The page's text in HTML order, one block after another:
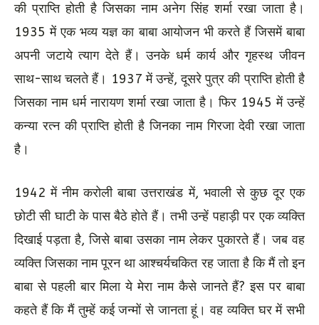
की प्राप्ति होती है जिसका नाम अनेग सिंह शर्मा रखा जाता है।
1935 में एक भव्य यज्ञ का बाबा आयोजन भी करते हैं जिसमें बाबा
अपनी जटाये त्याग देते हैं। उनके धर्म कार्य और गृहस्थ जीवन
साथ-साथ चलते हैं। 1937 में उन्हें, दूसरे पुत्र की प्राप्ति होती है
जिसका नाम धर्म नारायण शर्मा रखा जाता है। फिर 1945 में उन्हें
कन्या रत्न की प्राप्ति होती है जिनका नाम गिरजा देवी रखा जाता
है।
1942 में नीम करोली बाबा उत्तराखंड में, भवाली से कुछ दूर एक
छोटी सी घाटी के पास बैठे होते हैं। तभी उन्हें पहाड़ी पर एक व्यक्ति
दिखाई पड़ता है, जिसे बाबा उसका नाम लेकर पुकारते हैं। जब वह
व्यक्ति जिसका नाम पूरन था आश्चर्यचकित रह जाता है कि मैं तो इन
बाबा से पहली बार मिला ये मेरा नाम कैसे जानते हैं? इस पर बाबा
कहते हैं कि मैं तुम्हें कई जन्मों से जानता हूं। वह व्यक्ति घर में सभी